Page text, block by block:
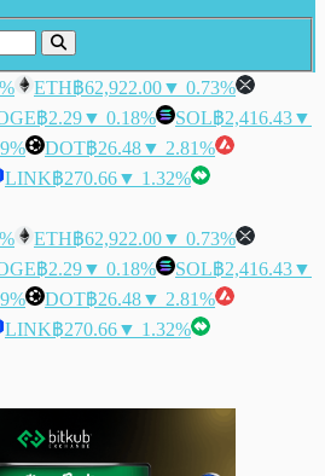
ETH฿62,922.00▼ 0.73%
฿2.29▼ 0.18% SOL฿2,416.43▼
DOT฿26.48▼ 2.81%
LINK฿270.66▼ 1.32%
ETH฿62,922.00▼ 0.73%
฿2.29▼ 0.18% SOL฿2,416.43▼
DOT฿26.48▼ 2.81%
LINK฿270.66▼ 1.32%